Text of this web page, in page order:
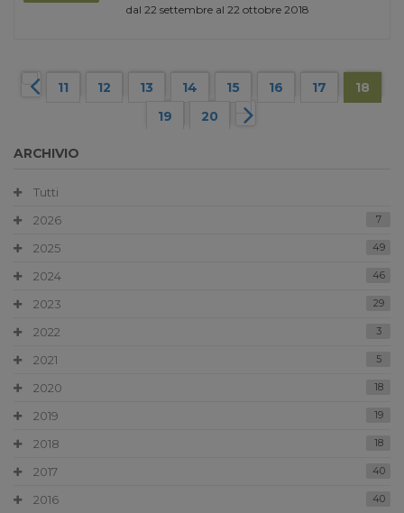
dal 22 settembre al 22 ottobre 2018
11 12 13 14 15 16 17
18
19
20
ARCHIVIO
Tutti
2026
7
2025 49
2024 46
2023 29
2022 3
2021 5
2020 18
2019 19
2018 18
2017 40
2016 40